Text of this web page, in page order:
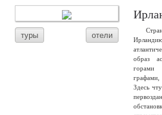
туры отели
образ
горами
Здесь